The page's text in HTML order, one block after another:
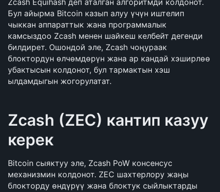
Zcash Equihash деп аталган алгоритмди колдонот.
Бул айырма Bitcoin казып алуу үчүн иштелип
чыккан аппараттык жана программалык
камсыздоо Zcash менен шайкеш келбейт дегенди
билдирет. Ошондой эле, Zcash чоңураак
блоктордун өлчөмдөрүн жана ар кандай хэширлөө
убактысын колдонот, бул тармактын хэш
ылдамдыгын жогорулатат.
Zcash (ZEC) кантип казуу
керек
Bitcoin сыяктуу эле, Zcash PoW консенсус
механизмин колдонот. ZEC шахтерлору жаңы
блокторду өндүрүү жана блоктук сыйлыктарды